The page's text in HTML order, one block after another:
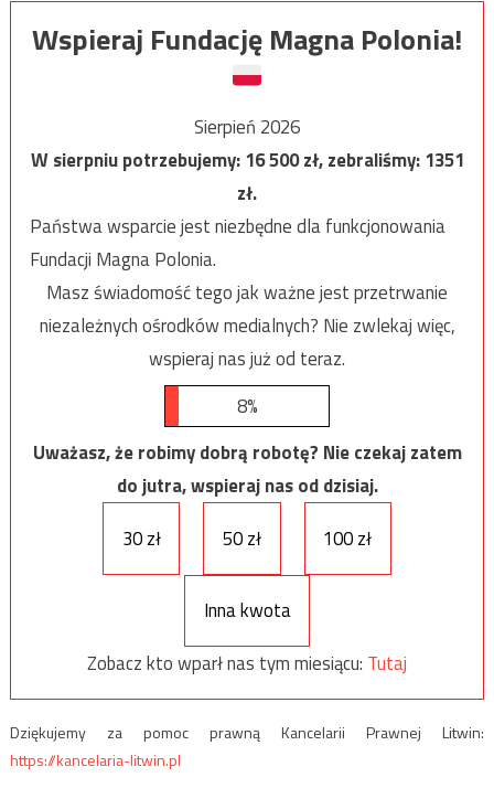
Wspieraj Fundację Magna Polonia!
Sierpień 2026
W sierpniu potrzebujemy:16 500zł, zebraliśmy:1351
zł.
Państwa wsparcie jest niezbędne dla funkcjonowania
Fundacji Magna Polonia.
Masz świadomość tego jak ważne jest przetrwanie
niezależnych ośrodków medialnych? Nie zwlekaj więc,
wspieraj nas już od teraz.
8%
Uważasz, że robimy dobrą robotę? Nie czekaj zatem
do jutra, wspieraj nas od dzisiaj.
30 zł
50 zł 100 zł
Inna kwota
Zobacz kto wparł nas tym miesiącu: Tutaj
Dziękujemy za pomoc prawną Kancelarii Prawnej Litwin:
https://kancelaria-litwin.pl